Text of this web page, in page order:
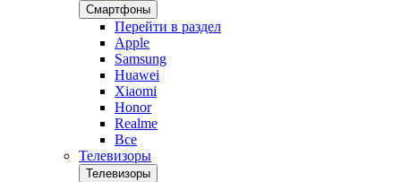
Смартфоны
Перейти в раздел
Apple
Samsung
Huawei
Xiaomi
Honor
Realme
Все
Телевизоры
Телевизоры